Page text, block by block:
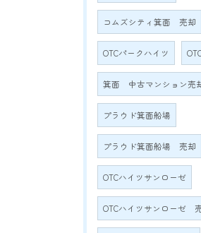
コムズシティ箕面 売却
OTCパークハイツ
箕面 中古マンション売
プラウド箕面船場
プラウド箕面船場 売却
OTCハイツサンローゼ
OTCハイツサンローゼ